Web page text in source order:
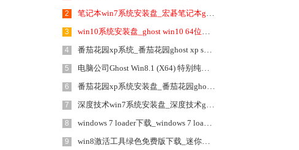
2 笔记本win7系统安装盘_宏碁笔记本ghost win7 64位官方旗舰版v1807 ISO镜像提供下载
3 win10系统安装盘_ghost win10 64位正式破解版v1806 ISO镜像提供下载
4 番茄花园xp系统_番茄花园ghost xp sp3经典怀旧版v1906(2019.06) ISO镜像高速下载
5 电脑公司Ghost Win8.1 (X64) 特别纯净版2020年1月(2020.01)永久激活 ISO高速下载
6 番茄花园xp系统安装盘_番茄花园ghost xp sp3经典怀旧版v1708 ISO镜像提供下载
7 深度技术win7系统安装盘_深度技术ghost win7 32位硬盘直装版v1807 ISO镜像提供下载
8 windows 7 loader下载_windows 7 loader(Win7激活工具)1.0.0.1绿色版
9 win8激活工具绿色免费版下载_迷你版KMS(Win10/Win7/Win8/Office激活工具)7.8.8